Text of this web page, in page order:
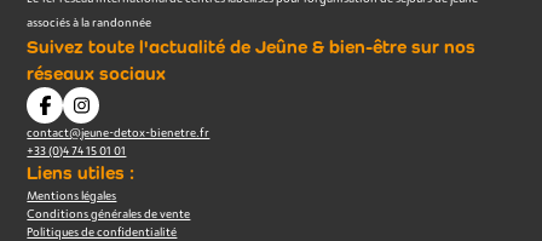
associés à la randonnée
Suivez toute l'actualité de Jeûne & bien-être sur nos
réseaux sociaux
contact@jeune-detox-bienetre.fr
+33 (0)4 74 15 01 01
Liens utiles :
Mentions légales
Conditions générales de vente
Politiques de confidentialité